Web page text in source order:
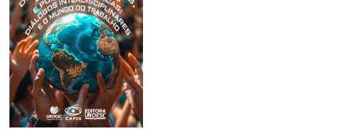
Internacionalização
I.nova